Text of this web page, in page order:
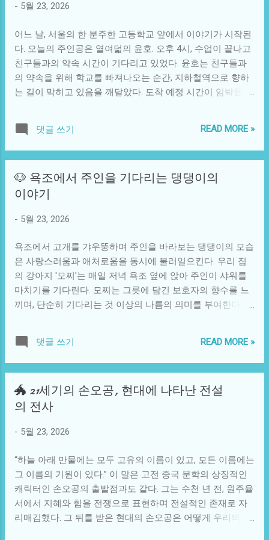
을 예약할 수 있게 되었다. 그러나 이제는 이보다 더 큰 도전
를 들어, 소셜 미디어나 다양한 플랫폼을 통해 신속하게 전파
드는 요인 중 하나가 되었다. 개인들은 전통적인 경로로부터
벗어나 개인 브랜드를 구축하려는 시도를 하며, 이를 통해 새
로운 기회를 모색하지만 결국 리스크를 동반하기 마련이다.
그렇다면 이러한 불확실성을 극복하고 새로운 성공을 찾아가
기 위해서는 무엇이 필요할까? 어쩌면 '적응력'이란 키워드가
고정된 규칙에 따라 결정되지 않는다. 불확실한 변화를 포용
하고 신속하게 적응해 나가는 능력이 성공의 중요한 요소로
떠오르고 있다. 이런 맥락에서 '적응형 리더십' 역시 중요해졌
더는 팀을 이끌며 성공적인 변화를 이끌어낼 수 있다. 또한,
기술의 발전은 이러한 불확실성을 완화하는 데 중요한 역할
더 나은 판단을 내릴 수 있도록 돕는 도구가 되었다. 예를 들
어, 한 스타트업은 빅데이터를 활용해 고객의 행동...
- 5월 23, 2026
어느 날, 서울의 한 분주한 고등학교 앞에서 이야기가 시작된
다. 오늘의 주인공은 열여덟의 윤호. 오후 4시, 수업이 끝나고
친구들과의 약속 시간이 기다리고 있었다. 윤호는 친구들과
의 약속을 위해 학교를 빠져나오는 순간, 지하철역으로 향하
는 길이 막히고 있음을 깨달았다. 도착 예정 시간이 임박했으
이렇게 많은 사람들이 줄 서 있는 거지?’ 윤호는 의아해하며
정류장으로 발걸음을 옮겼다. 그런데 그가 생각한 것은 바로
드를 충전하고 있었지만, 윤호는 강제로 아버지의 잔소리를
듣기 싫었던 나머지, 지갑 속에 있는 실제 돈을 사용하려 했
내고 버스에 탑승할 수 있었던 때는 한참 전이었다. 윤호는 이
잘못된 것이었다. 버스가 접근할 때마다 사람들이 줄을 서는
모습은 그저 관성처럼 보였다. 그 짧은 시간 동안에 윤호는 현
금을 꺼내어 기계에 넣으려 했지만, 어딘가 모르게 초조한 마
음이 들었다. “내가 어떻게든 이 버스를 타야 해”라는 결심이
그를 압박했다. 하지만 윤호는 결국 실물 표를 사지 못한 채
정차했다. 버스가 정차하자마자 사람들은 혼잡하게 버스에
이 기다리고 있는 만큼, 그가 나아가야 할 길을 찾지 못했던
선택은 그에게 빠르게 다가오는 고통과도 같았다. 그는 실물
표가 없어서 버스를 탈 수 없었다는 간단한 사실이 얼마나 슬
데…’라는 후회를 느꼈다. 김밥 한 줄에 가벼운 잡담을 나누던
댓글 쓰기 READ MORE »
🐶 욕조에서 주인을 기다리는 댕댕이의
이야기
- 5월 23, 2026
욕조에서 고개를 갸우뚱하며 주인을 바라보는 댕댕이의 모습
은 사랑스러움과 애처로움을 동시에 불러일으킨다. 우리 집
의 강아지 '모찌'는 매일 저녁 욕조 옆에 앉아 주인이 샤워를
마치기를 기다린다. 모찌는 그릇에 담긴 보호자의 향수를 느
끼며, 단순히 기다리는 것 이상의 나름의 의미를 부여한다. 이
보인다. 강아지는 원래 인간과의 관계 속에서 진화를 해온 동
물들이다. 과거에 그들은 야생에서 홀로 생존하기 위해 치열
하게 경쟁했던 존재였지만, 오늘날에는 인간과 함께 살아가
단순한 소유가 아닌, 서로의 존재에 대한 공감과 사랑으로 발
전하였다. 모찌가 욕조에서 보여주는 기다림은 이러한 인간
샤워 시간이 되면 욕조 옆에서 기다린다. 처음엔 단순히 내가
이 지남에 따라 그는 이 시간이 특별하다는 것을 깨달았던 것
같다. 녀석은 충분한 시간을 두고 나를 기다리면서, 그 자리를
지킨다. 누가 들어봐도 평범한 일상일 수 있지만, 이를 통해
느끼게 되는 감정은 꽤나 깊고도 무거운 질문을 던지곤 한다.
우리는 얼마나 서로를 기다리며 살아가고 있을까? 사회적 맥
댓글 쓰기 READ MORE »
🐲 21세기의 손오공, 현대에 나타난 전설
의 전사
- 5월 23, 2026
“하늘 아래 만물에는 모두 고유의 이름이 있고, 모든 이름에는
그 이름의 기원이 있다.” 이 말은 고전 중국 문학의 상징적인
캐릭터인 손오공의 출발점과도 같다. 그는 수천 년 전, 원주율
서에서 지혜와 힘을 전쟁으로 표현하며 전설적인 존재로 자
리매김했다. 그 뒤를 받은 현대의 손오공은 어떻게 우리의 삶